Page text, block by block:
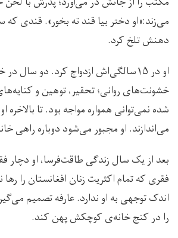
می‌زند:«او دختر بیا قند ته بخور». قندی
دهنش تلخ کرد.
او در ۱۵سالگی‌اش ازدواج کرد. دو سال
خشونت‌های روانی؛ تحقیر، توهین و
شده نمی‌توانی همواره مواجه بود. تا بالاخره
می‌اندازند. او مجبور می‌شود دوباره راهی
بعد از یک سال زندگی طاقت‌فرسا، او دچار
فقری که تمام اکثریت زنان افغانستان را
اندک توجهی به او ندارد. عارفه تصمیم
را در کنج خانه‌ی کوچکش پهن کند.